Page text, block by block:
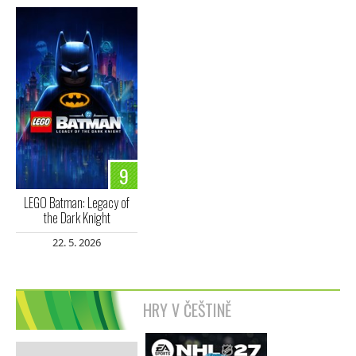
9
LEGO Batman: Legacy of
the Dark Knight
22. 5. 2026
HRY V ČEŠTINĚ